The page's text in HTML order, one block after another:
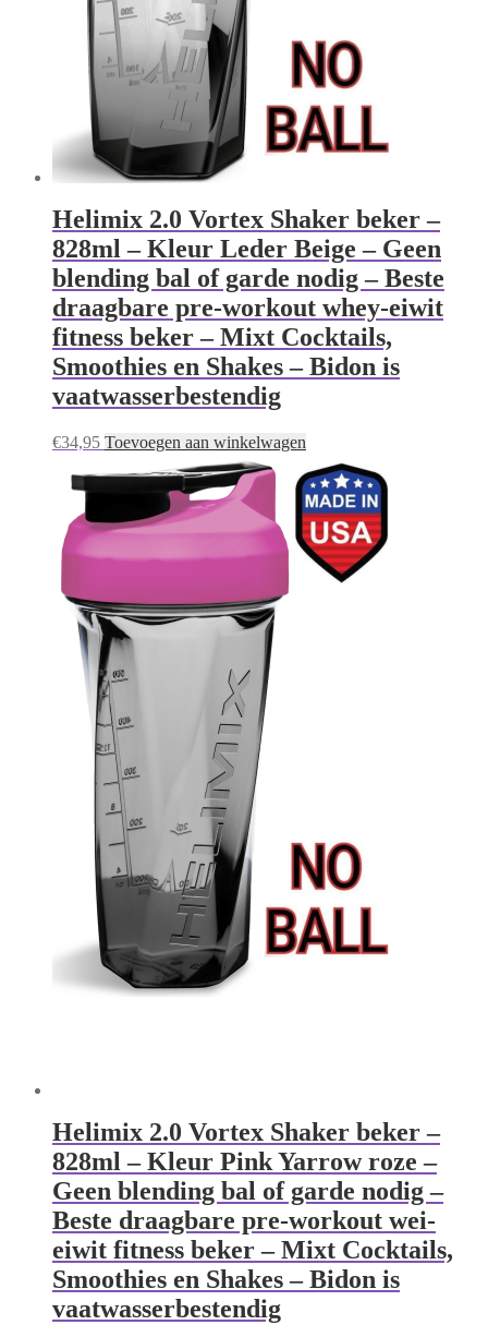
Helimix 2.0 Vortex Shaker beker –
828ml – Kleur Leder Beige – Geen
blending bal of garde nodig – Beste
draagbare pre-workout whey-eiwit
fitness beker – Mixt Cocktails,
Smoothies en Shakes – Bidon is
vaatwasserbestendig
€34,95 Toevoegen aan winkelwagen
Helimix 2.0 Vortex Shaker beker –
828ml – Kleur Pink Yarrow roze –
Geen blending bal of garde nodig –
Beste draagbare pre-workout wei-
eiwit fitness beker – Mixt Cocktails,
Smoothies en Shakes – Bidon is
vaatwasserbestendig